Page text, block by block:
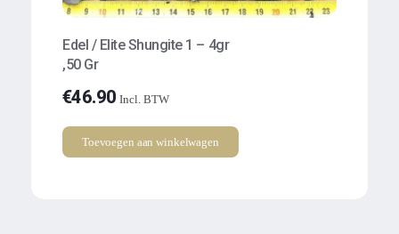
Edel / Elite Shungite 1 – 4gr
,50 Gr
€46.90 Incl. BTW
Toevoegen aan winkelwagen